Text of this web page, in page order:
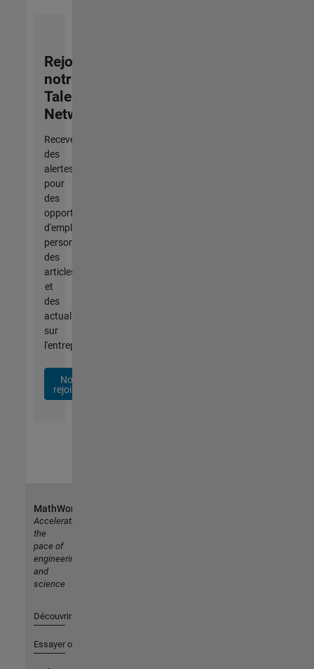
Rejoignez
notre
Talent
Network
Recevez
des
alertes
pour
des
opportunités
d'emploi
personnalisées,
des
articles
et
des
actualités
sur
l'entreprise.
Nous
rejoindre
MathWorks
Accelerating
the
pace of
engineering
and
science
Découvrir les produits
Essayer ou acheter